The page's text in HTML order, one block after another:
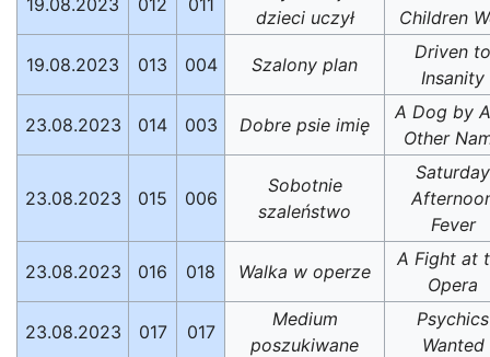
dzieci uczył
Children
19.08.2023 013 004 Szalony plan
Driven to
Insanity
23.08.2023 014 003 Dobre psie imię
A Dog by
Other
23.08.2023 015 006
Sobotnie
szaleństwo
Saturday
Fever
23.08.2023 016 018 Walka w operze
A Fight at
Opera
23.08.2023 017 017
Medium
poszukiwane
Psychics
Wanted